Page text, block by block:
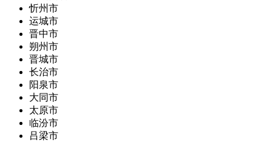
忻州市
运城市
晋中市
朔州市
晋城市
长治市
阳泉市
大同市
太原市
临汾市
吕梁市